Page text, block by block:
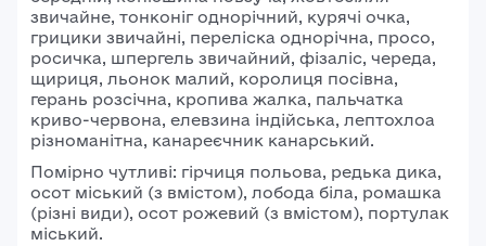
звичайне, тонконіг однорічний, курячі очка,
грицики звичайні, переліска однорічна, просо,
росичка, шпергель звичайний, фізаліс, череда,
щириця, льонок малий, королиця посівна,
герань розсічна, кропива жалка, пальчатка
криво-червона, елевзина індійська, лептохлоа
різноманітна, канареєчник канарський.
Помірно чутливі: гірчиця польова, редька дика,
осот міський (з вмістом), лобода біла, ромашка
(різні види), осот рожевий (з вмістом), портулак
міський.